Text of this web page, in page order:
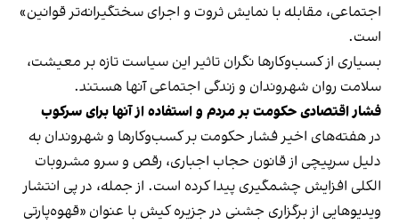
اجتماعی، مقابله با نمایش ثروت و اجرای سختگیرانه‌تر قوانین»
است.
بسیاری از کسب‌وکارها نگران تاثیر این سیاست‌ تازه بر معیشت،
سلامت روان شهروندان و زندگی اجتماعی آنها هستند.
فشار اقتصادی حکومت بر مردم و استفاده از آنها برای سرکوب
در هفته‌های اخیر فشار حکومت بر کسب‌وکارها و شهروندان به
دلیل سرپیچی از قانون حجاب اجباری، رقص و سرو مشروبات
الکلی افزایش چشمگیری پیدا کرده است. از جمله، در پی انتشار
ویدیوهایی از برگزاری جشنی در جزیره کیش با عنوان «قهوه‌پارتی